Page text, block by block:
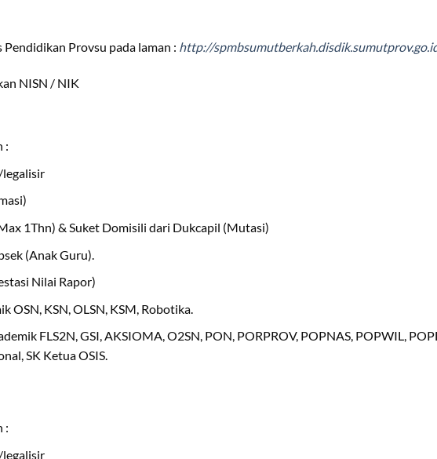
Provsu pada laman : http://
NISN / NIK
:
legalisir
1Thn) & Suket Domisili dari Dukcapil (Mutasi)
(Anak Guru).
Nilai Rapor)
OSN, KSN, OLSN, KSM, Robotika.
FLS2N, GSI, AKSIOMA, O2SN, PON, PORPROV, POPNAS, POPWIL,
SK Ketua OSIS.
:
legalisir